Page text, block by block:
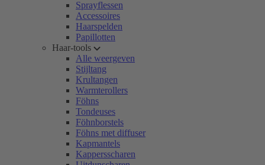
Sprayflessen
Accessoires
Haarspelden
Papillotten
Haar-tools
Alle weergeven
Stijltang
Krultangen
Warmterollers
Föhns
Tondeuses
Föhnborstels
Föhns met diffuser
Kapmantels
Kappersscharen